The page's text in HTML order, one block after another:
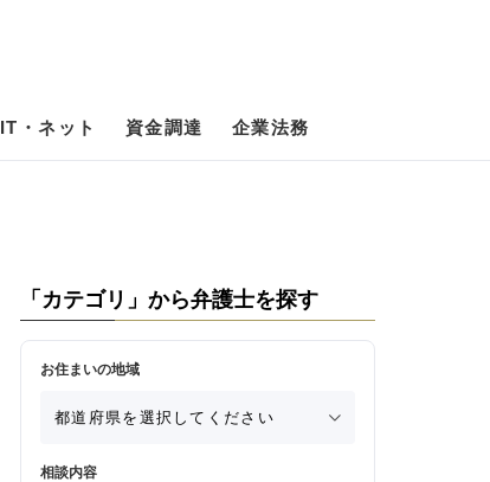
IT・ネット 資金調達 企業法務
「カテゴリ」から弁護士を探す
お住まいの地域
相談内容